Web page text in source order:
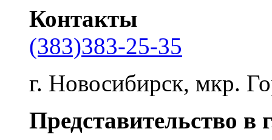
Контакты
(383)383-25-35
г. Новосибирск, мкр.
Представительство в